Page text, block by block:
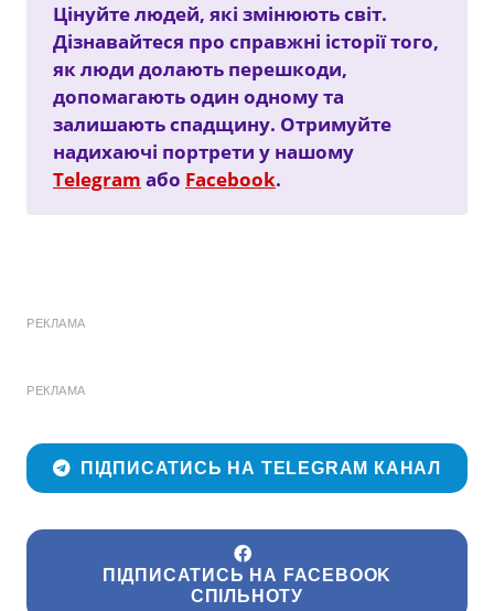
Цінуйте людей, які змінюють світ.
Дізнавайтеся про справжні історії того,
як люди долають перешкоди,
допомагають один одному та
залишають спадщину. Отримуйте
надихаючі портрети у нашому
Telegram або Facebook.
РЕКЛАМА
РЕКЛАМА
ПІДПИСАТИСЬ НА TELEGRAM КАНАЛ
ПІДПИСАТИСЬ НА FACEBOOK
СПІЛЬНОТУ